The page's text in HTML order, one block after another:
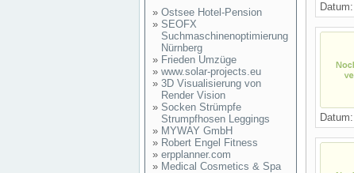
» Ostsee Hotel-Pension
» SEOFX
Suchmaschinenoptimierung
Nürnberg
» Frieden Umzüge
» www.solar-projects.eu
» 3D Visualisierung von
Render Vision
» Socken Strümpfe
Strumpfhosen Leggings
» MYWAY GmbH
» Robert Engel Fitness
» erpplanner.com
» Medical Cosmetics & Spa
Datum:
Datum: